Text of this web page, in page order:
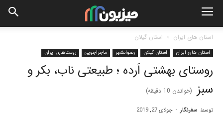
استان های ایران استان گیلان
استان های ایران استان گیلان رضوانشهر ماجراجویی روستاهای ایران
روستای بهشتی اَرده ؛ طبیعتی ناب، بکر و
سبز (خواندن 10 دقیقه)
توسط سفرنگار - جولای 27, 2019